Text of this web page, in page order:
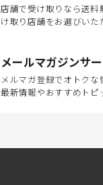
店舗で受け取りなら送
け取り店舗をお選びいた
メールマガジンサ
メルマガ登録でオトクな
最新情報やおすすめトピ